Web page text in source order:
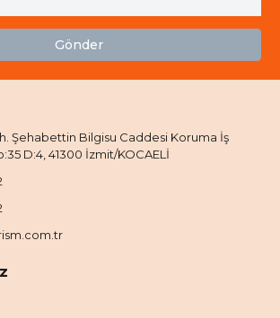
Gönder
Şehabettin Bilgisu Caddesi Koruma İş
D:4, 41300 İzmit/KOCAELİ